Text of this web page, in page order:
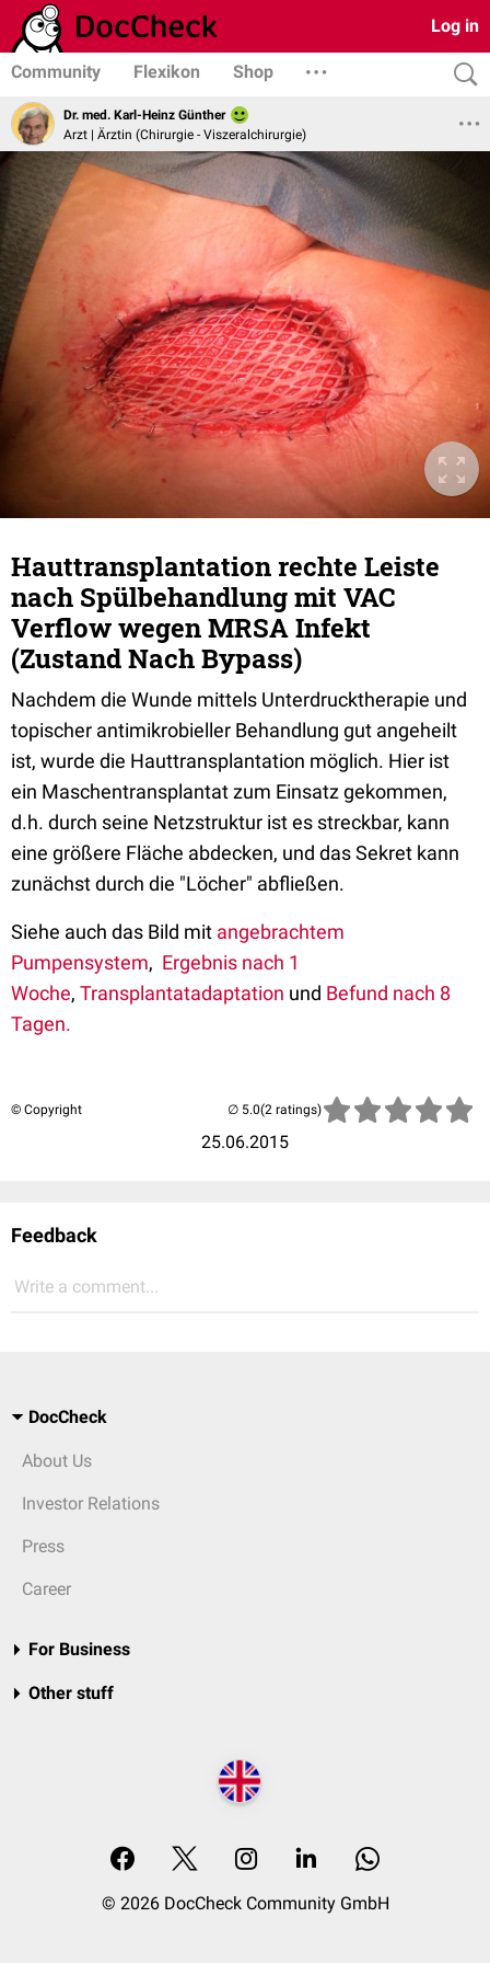
Log in
Community Flexikon Shop
Dr. med. Karl-Heinz Günther
Arzt | Ärztin (Chirurgie - Viszeralchirurgie)
Hauttransplantation rechte Leiste
nach Spülbehandlung mit VAC
Verflow wegen MRSA Infekt
(Zustand Nach Bypass)
Nachdem die Wunde mittels Unterdrucktherapie und
topischer antimikrobieller Behandlung gut angeheilt
ist, wurde die Hauttransplantation möglich. Hier ist
ein Maschentransplantat zum Einsatz gekommen,
d.h. durch seine Netzstruktur ist es streckbar, kann
eine größere Fläche abdecken, und das Sekret kann
zunächst durch die "Löcher" abfließen.
Siehe auch das Bild mit angebrachtem
Pumpensystem, Ergebnis nach 1
Woche, Transplantatadaptation und Befund nach 8
Tagen.
© Copyright
25.06.2015
(2 ratings)
Feedback
Write a comment...
DocCheck
About Us
Investor Relations
Press
Career
For Business
Other stuff
© 2026 DocCheck Community GmbH